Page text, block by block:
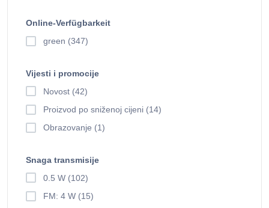
Online-Verfügbarkeit
green (347)
Vijesti i promocije
Novost (42)
Proizvod po sniženoj cijeni (14)
Obrazovanje (1)
Snaga transmisije
0.5 W (102)
FM: 4 W (15)